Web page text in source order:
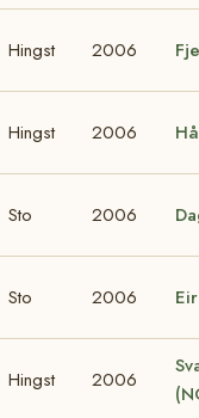
Hingst 2006
Hingst 2006
Sto 2006
Sto 2006
Hingst 2006